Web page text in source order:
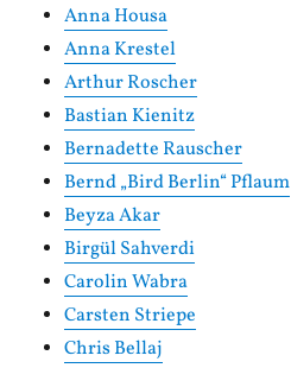
Anna Housa
Anna Krestel
Arthur Roscher
Bastian Kienitz
Bernadette Rauscher
Bernd „Bird Berlin“ Pflaum
Beyza Akar
Birgül Sahverdi
Carolin Wabra
Carsten Striepe
Chris Bellaj